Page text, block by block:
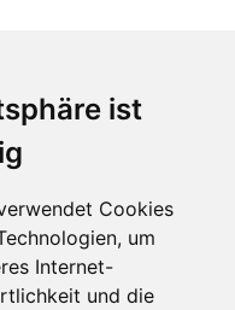
ist
Cookies
um
Internet-
und die
freundlicher Service